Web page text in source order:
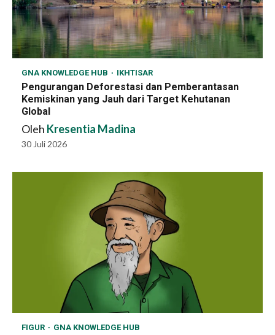
GNA KNOWLEDGE HUB IKHTISAR
Pengurangan Deforestasi dan Pemberantasan
Kemiskinan yang Jauh dari Target Kehutanan
Global
Oleh Kresentia Madina
30 Juli 2026
FIGUR GNA KNOWLEDGE HUB